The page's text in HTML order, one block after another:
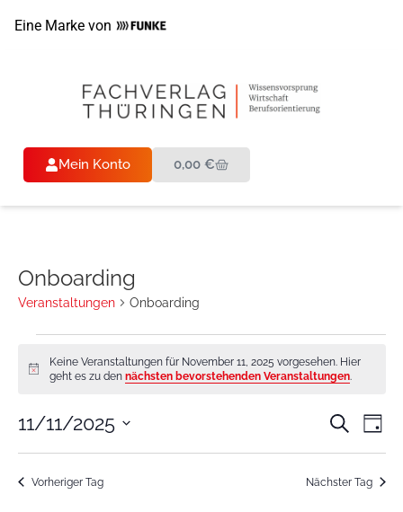
Eine Marke von
Mein Konto 0,00 €
Onboarding
Veranstaltungen Onboarding
Hinweis
Keine Veranstaltungen für November 11, 2025 vorgesehen. Hier
geht es zu dennächsten bevorstehenden Veranstaltungen.
und
Suche
Tag
11/11/2025
wählen.
Vorheriger Tag Nächster Tag